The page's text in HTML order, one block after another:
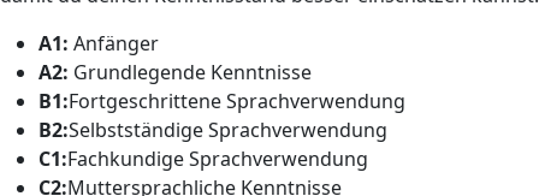
A1: Anfänger
A2: Grundlegende Kenntnisse
B1:Fortgeschrittene Sprachverwendung
B2:Selbstständige Sprachverwendung
C1:Fachkundige Sprachverwendung
C2:Muttersprachliche Kenntnisse